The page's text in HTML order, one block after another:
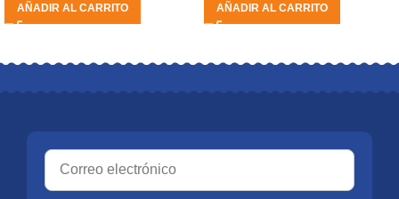
AÑADIR AL CARRITO AÑADIR AL CARRITO